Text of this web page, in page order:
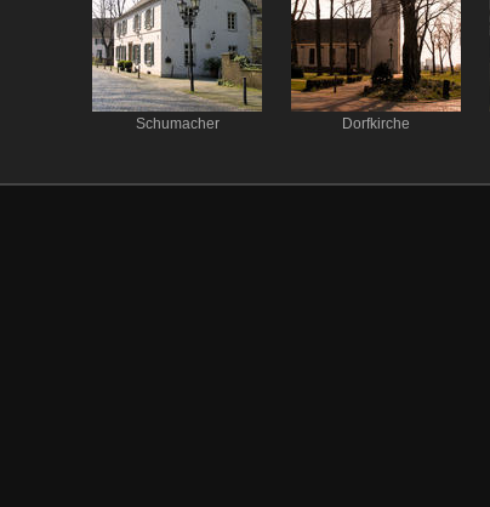
Schumacher Dorfkirche